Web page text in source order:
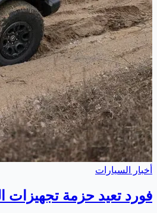
أخبار السيارات
فورد تعيد حزمة تجهيزات